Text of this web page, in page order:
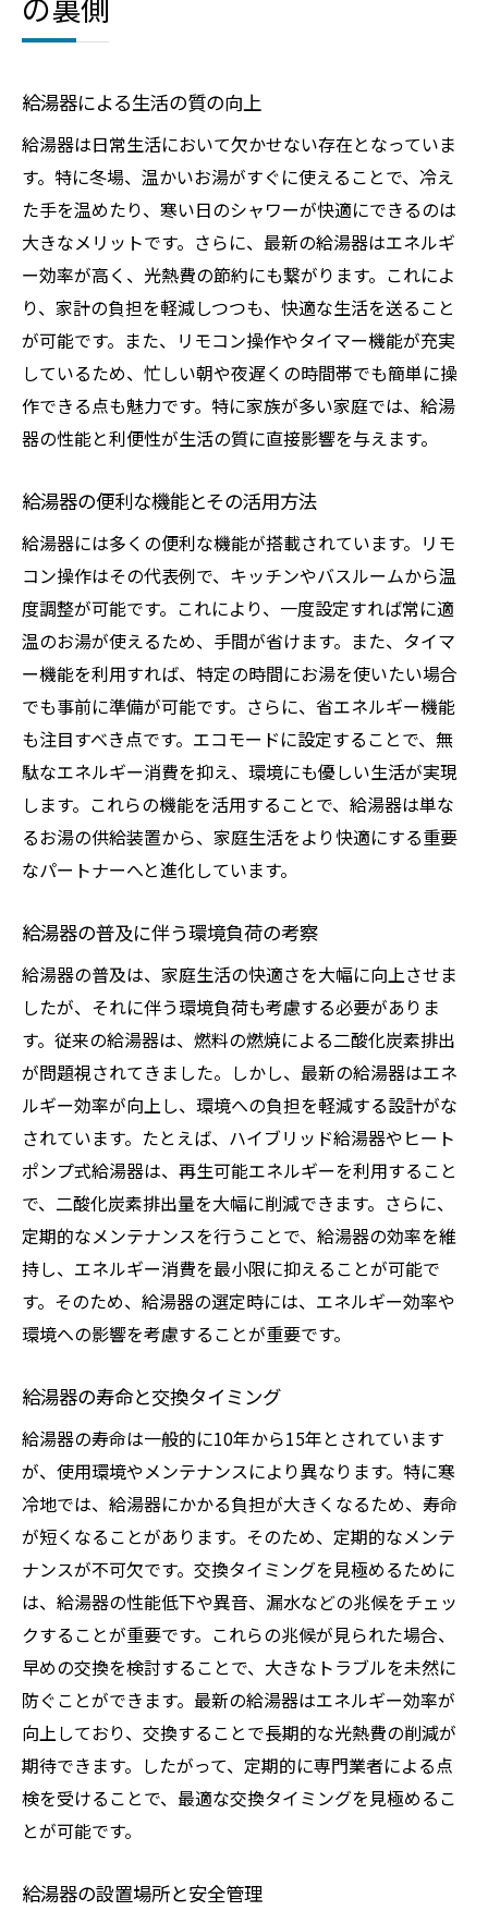
給湯器による生活の質の向上
給湯器は日常生活において欠かせない存在となっていま
す。特に冬場、温かいお湯がすぐに使えることで、冷え
た手を温めたり、寒い日のシャワーが快適にできるのは
大きなメリットです。さらに、最新の給湯器はエネルギ
ー効率が高く、光熱費の節約にも繋がります。これによ
り、家計の負担を軽減しつつも、快適な生活を送ること
が可能です。また、リモコン操作やタイマー機能が充実
しているため、忙しい朝や夜遅くの時間帯でも簡単に操
作できる点も魅力です。特に家族が多い家庭では、給湯
器の性能と利便性が生活の質に直接影響を与えます。
給湯器の便利な機能とその活用方法
給湯器には多くの便利な機能が搭載されています。リモ
コン操作はその代表例で、キッチンやバスルームから温
度調整が可能です。これにより、一度設定すれば常に適
温のお湯が使えるため、手間が省けます。また、タイマ
ー機能を利用すれば、特定の時間にお湯を使いたい場合
でも事前に準備が可能です。さらに、省エネルギー機能
も注目すべき点です。エコモードに設定することで、無
駄なエネルギー消費を抑え、環境にも優しい生活が実現
します。これらの機能を活用することで、給湯器は単な
るお湯の供給装置から、家庭生活をより快適にする重要
なパートナーへと進化しています。
給湯器の普及に伴う環境負荷の考察
給湯器の普及は、家庭生活の快適さを大幅に向上させま
したが、それに伴う環境負荷も考慮する必要がありま
す。従来の給湯器は、燃料の燃焼による二酸化炭素排出
が問題視されてきました。しかし、最新の給湯器はエネ
ルギー効率が向上し、環境への負担を軽減する設計がな
されています。たとえば、ハイブリッド給湯器やヒート
ポンプ式給湯器は、再生可能エネルギーを利用すること
で、二酸化炭素排出量を大幅に削減できます。さらに、
定期的なメンテナンスを行うことで、給湯器の効率を維
持し、エネルギー消費を最小限に抑えることが可能で
す。そのため、給湯器の選定時には、エネルギー効率や
環境への影響を考慮することが重要です。
給湯器の寿命と交換タイミング
給湯器の寿命は一般的に10年から15年とされています
が、使用環境やメンテナンスにより異なります。特に寒
冷地では、給湯器にかかる負担が大きくなるため、寿命
が短くなることがあります。そのため、定期的なメンテ
ナンスが不可欠です。交換タイミングを見極めるために
は、給湯器の性能低下や異音、漏水などの兆候をチェッ
クすることが重要です。これらの兆候が見られた場合、
早めの交換を検討することで、大きなトラブルを未然に
防ぐことができます。最新の給湯器はエネルギー効率が
向上しており、交換することで長期的な光熱費の削減が
期待できます。したがって、定期的に専門業者による点
検を受けることで、最適な交換タイミングを見極めるこ
とが可能です。
給湯器の設置場所と安全管理